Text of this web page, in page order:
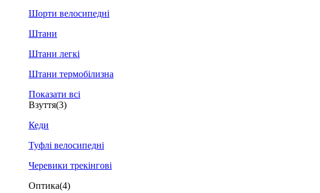
Шорти велосипедні
Штани
Штани легкі
Штани термобілизна
Показати всі
Взуття(3)
Кеди
Туфлі велосипедні
Черевики трекінгові
Оптика(4)